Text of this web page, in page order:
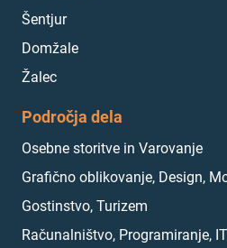
Šentjur
Domžale
Žalec
Področja dela
Osebne storitve in Varovanje
Grafično oblikovanje, Design,
Gostinstvo, Turizem
Računalništvo, Programiranje, IT